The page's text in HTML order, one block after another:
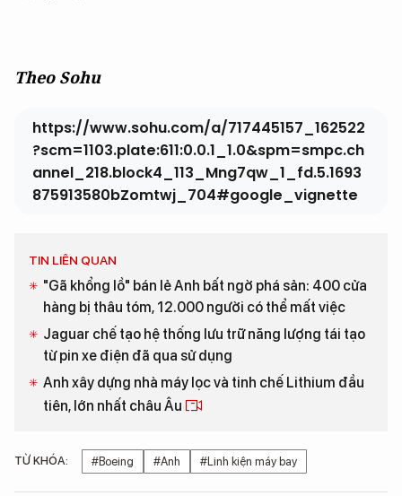
Theo Sohu
https://www.sohu.com/a/717445157_162522
?scm=1103.plate:611:0.0.1_1.0&spm=smpc.ch
annel_218.block4_113_Mng7qw_1_fd.5.1693
875913580bZomtwj_704#google_vignette
TIN LIÊN QUAN
"Gã khổng lồ" bán lẻ Anh bất ngờ phá sản: 400 cửa
hàng bị thâu tóm, 12.000 người có thể mất việc
Jaguar chế tạo hệ thống lưu trữ năng lượng tái tạo
từ pin xe điện đã qua sử dụng
Anh xây dựng nhà máy lọc và tinh chế Lithium đầu
tiên, lớn nhất châu Âu
TỪ KHÓA: #Boeing #Anh #Linh kiện máy bay